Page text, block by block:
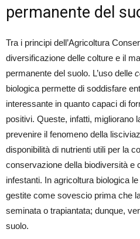
permanente del
Tra i principi dell’Agricoltura
diversificazione delle colture e il
permanente del suolo. L’uso delle
biologica permette di soddisfare
interessante in quanto capaci di
positivi. Queste, infatti, migliorano
prevenire il fenomeno della
disponibilità di nutrienti utili per la
conservazione della biodiversità e
infestanti. In agricoltura biologica le
gestite come sovescio prima che
seminata o trapiantata; dunque,
suolo.